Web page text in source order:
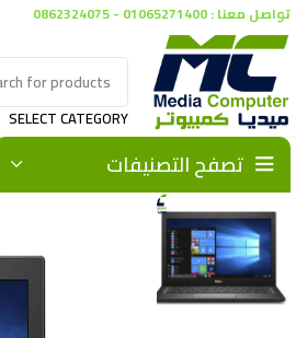
تواصل معنا : 01065271400 - 0862324075
SELECT CATEGORY
تصفح التصنيفات